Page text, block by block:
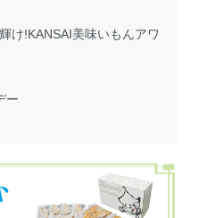
け!KANSAI美味いもんアワ
ー